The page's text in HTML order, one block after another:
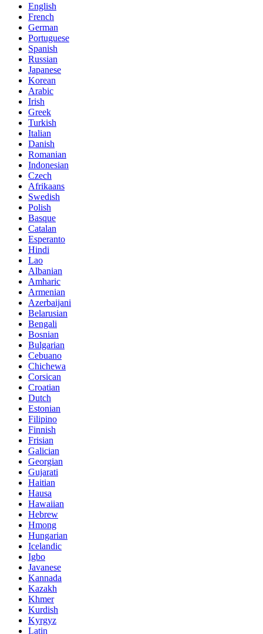
English
French
German
Portuguese
Spanish
Russian
Japanese
Korean
Arabic
Irish
Greek
Turkish
Italian
Danish
Romanian
Indonesian
Czech
Afrikaans
Swedish
Polish
Basque
Catalan
Esperanto
Hindi
Lao
Albanian
Amharic
Armenian
Azerbaijani
Belarusian
Bengali
Bosnian
Bulgarian
Cebuano
Chichewa
Corsican
Croatian
Dutch
Estonian
Filipino
Finnish
Frisian
Galician
Georgian
Gujarati
Haitian
Hausa
Hawaiian
Hebrew
Hmong
Hungarian
Icelandic
Igbo
Javanese
Kannada
Kazakh
Khmer
Kurdish
Kyrgyz
Latin